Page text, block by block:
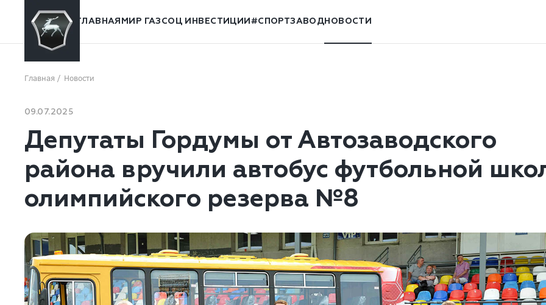
ГЛАВНАЯМИР ГАЗСОЦ ИНВЕСТИЦИИ#СПОРТЗАВОДНОВОСТИ
Главная Новости
09.07.2025
Депутаты Гордумы от Автозаводского
района вручили автобус футбольной
олимпийского резерва №8